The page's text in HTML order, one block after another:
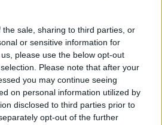
sale, sharing to third parties, or
or sensitive information for
please use the below opt-out
Please note that after your
you may continue seeing
on personal information utilized by
disclosed to third parties prior to
opt-out of the further
i consigli per il
, per ogni partita, il vostro vice-
un quinto calciatore bonus
Senegal le decisioni